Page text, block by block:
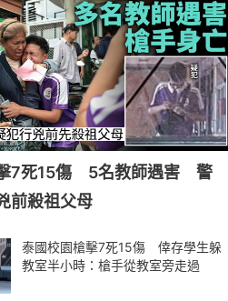
7死15傷 5名教師遇害 警
前殺祖父母
泰國校園槍擊7死15傷 倖存學生躲
教室半小時：槍手從教室旁走過